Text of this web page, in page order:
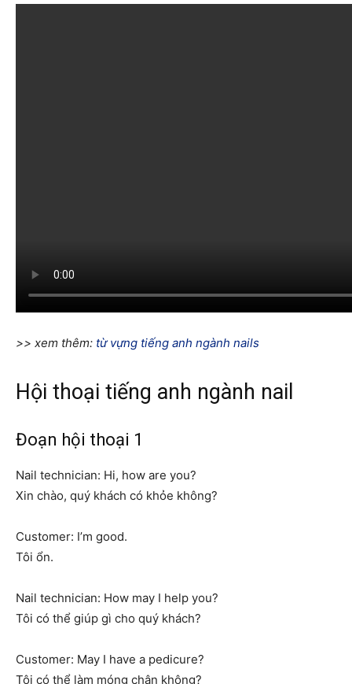
>> xem thêm: từ vựng tiếng anh ngành nails
Hội thoại tiếng anh ngành nail
Đoạn hội thoại 1
Nail technician: Hi, how are you?
Xin chào, quý khách có khỏe không?
Customer: I’m good.
Tôi ổn.
Nail technician: How may I help you?
Tôi có thể giúp gì cho quý khách?
Customer: May I have a pedicure?
Tôi có thể làm móng chân không?